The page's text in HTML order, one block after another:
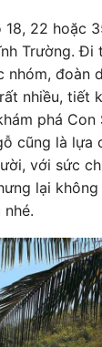
22 hoặc
Trường. Đi
nhóm, đoàn
nhiều, tiết
phá Con
cũng là lựa
với sức
lại không